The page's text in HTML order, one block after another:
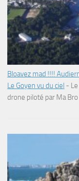
Bloavez mad !!!!
Le Goyen vu du ciel -
drone piloté par Ma Bro